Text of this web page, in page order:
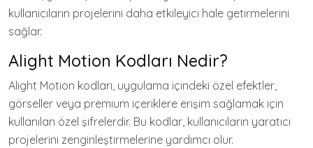
kullanıcıların projelerini daha etkileyici hale getirmelerini
sağlar.
Alight Motion Kodları Nedir?
Alight Motion kodları, uygulama içindeki özel efektler,
görseller veya premium içeriklere erişim sağlamak için
kullanılan özel şifrelerdir. Bu kodlar, kullanıcıların yaratıcı
projelerini zenginleştirmelerine yardımcı olur.